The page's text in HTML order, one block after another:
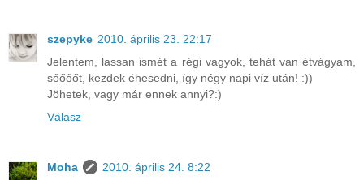
szepyke 2010. április 23. 22:17
Jelentem, lassan ismét a régi vagyok, tehát van étvágyam,
sőőőőt, kezdek éhesedni, így négy napi víz után! :))
Jöhetek, vagy már ennek annyi?:)
Válasz
Moha
2010. április 24. 8:22